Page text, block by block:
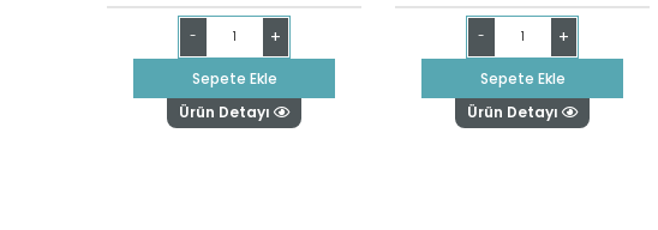
- +
Sepete Ekle
Ürün Detayı
- +
Sepete Ekle
Ürün Detayı